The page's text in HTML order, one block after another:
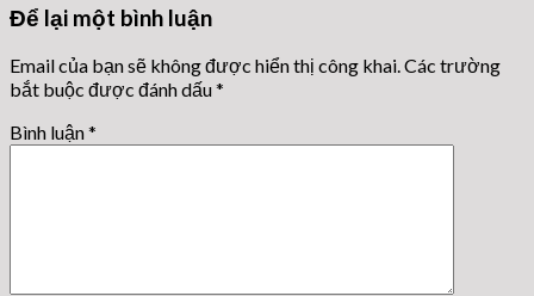
Để lại một bình luận
Email của bạn sẽ không được hiển thị công khai.Các trường
bắt buộc được đánh dấu*
Bình luận*